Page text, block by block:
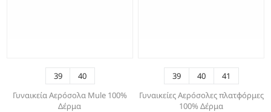
39
40
Γυναικεία Αερόσολα Mule 100%
Δέρμα
39 40
41
Γυναικείες Αερόσολες πλατφόρμες
100% Δέρμα